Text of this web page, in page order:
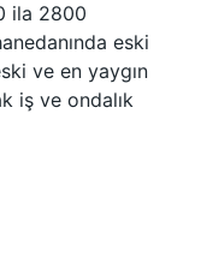
ila 2800
eski
ve en yaygın
iş ve ondalık